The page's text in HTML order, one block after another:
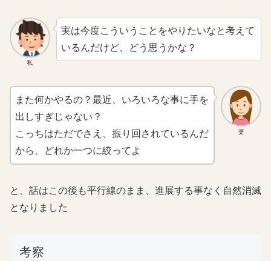
私
実は今度こういうことをやりたいなと考えて
いるんだけど、どう思うかな？
妻
また何かやるの？最近、いろいろな事に手を
出しすぎじゃない？
こっちはただでさえ、振り回されているんだ
から、どれか一つに絞ってよ
と、話はこの後も平行線のまま、進展する事なく自然消滅
となりました
考察